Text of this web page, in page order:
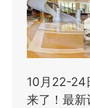
10月22-24
来了！最新